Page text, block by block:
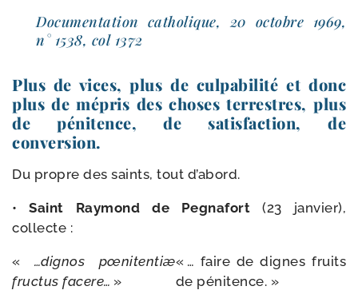
Documentation catho­lique, 20 octobre 1969,
n° 1538, col 1372
Plus de vices, plus de culpabilité et donc
plus de mépris des choses terrestres, plus
de pénitence, de satisfaction, de
conversion.
Du propre des saints, tout d’abord.
•Saint Raymond de Pegnafort (23 jan­vier),
collecte :
« …dignos
pœni­ten­tiæ
fruc­tus facere… »
« … faire de dignes fruits
de pénitence. »